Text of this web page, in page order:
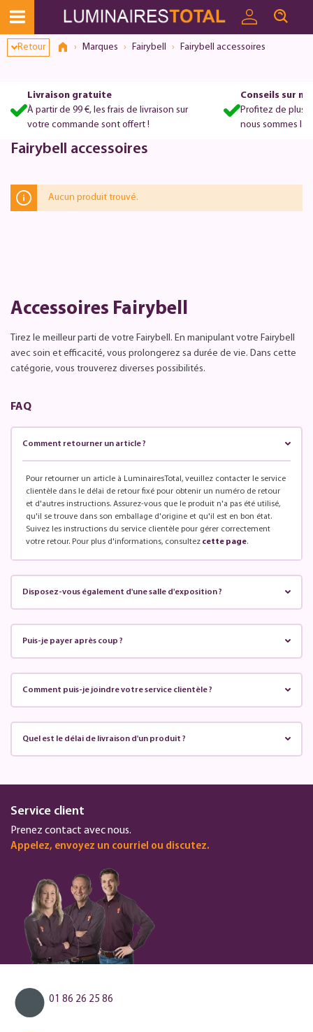
Retour Marques Fairybell Fairybell accessoires
Livraison gratuite
À partir de 99 €, les frais de livraison sur
votre commande sont offert !
Conseils sur
Profitez de plus
nous sommes là
Fairybell accessoires
Aucun produit trouvé.
Accessoires Fairybell
Tirez le meilleur parti de votre Fairybell. En manipulant votre Fairybell
avec soin et efficacité, vous prolongerez sa durée de vie. Dans cette
catégorie, vous trouverez diverses possibilités.
FAQ
Comment retourner un article ?
Pour retourner un article à LuminairesTotal, veuillez contacter le service
clientèle dans le délai de retour fixé pour obtenir un numéro de retour
et d'autres instructions. Assurez-vous que le produit n'a pas été utilisé,
qu'il se trouve dans son emballage d'origine et qu'il est en bon état.
Suivez les instructions du service clientèle pour gérer correctement
votre retour. Pour plus d'informations, consultez cette page.
Disposez-vous également d'une salle d'exposition ?
Puis-je payer après coup ?
Comment puis-je joindre votre service clientèle ?
Quel est le délai de livraison d'un produit ?
Service client
Prenez contact avec nous.
Appelez, envoyez un courriel ou discutez.
01 86 26 25 86